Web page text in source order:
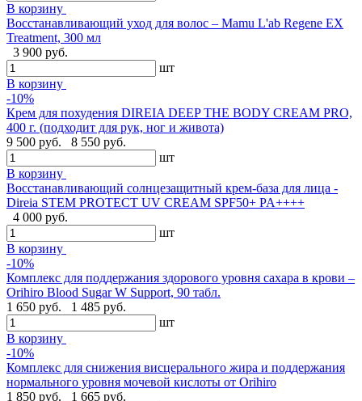
В корзину
Восстанавливающий уход для волос – Mamu L'ab Regene EX
Treatment, 300 мл
3 900 руб.
шт
В корзину
-10%
Крем для похудения DIREIA DEEP THE BODY CREAM PRO,
400 г. (подходит для рук, ног и живота)
9 500 руб.
8 550 руб.
шт
В корзину
Восстанавливающий солнцезащитный крем-база для лица -
Direia STEM PROTECT UV CREAM SPF50+ PA++++
4 000 руб.
шт
В корзину
-10%
Комплекс для поддержания здорового уровня сахара в крови –
Orihiro Blood Sugar W Support, 90 табл.
1 650 руб.
1 485 руб.
шт
В корзину
-10%
Комплекс для снижения висцерального жира и поддержания
нормального уровня мочевой кислоты от Orihiro
1 850 руб.
1 665 руб.